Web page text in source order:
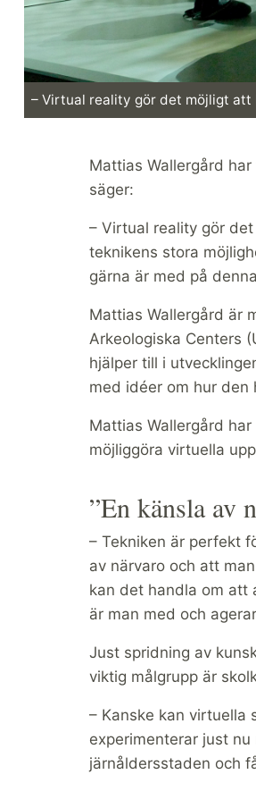
– Virtual reality gör det möjligt att
Mattias Wallergård
säger:
– Virtual reality gör
teknikens stora
gärna är med på
Mattias Wallergård är
Arkeologiska Centers
hjälper till i
med idéer om hur den
Mattias Wallergård
möjliggöra virtuella
”En känsla av
– Tekniken är perfekt
av närvaro och att
kan det handla om att
är man med och
Just spridning av
viktig målgrupp är
– Kanske kan virtuella
experimenterar just
järnåldersstaden och